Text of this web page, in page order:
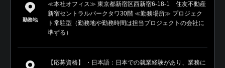
勤務地
≪本社オフィス≫ 東京都新宿区西新宿6-18-1 住友不動産
新宿セントラルパークタワ30階 ≪勤務場所≫ プロジェク
ト常駐型（勤務地や勤務時間は担当プロジェクトの会社に
準ずる）
【応募資格】 ・日本語：日本での就業経験があり、業務に